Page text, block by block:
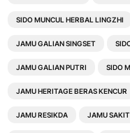
SIDO MUNCUL HERBAL LINGZHI
JAMU GALIAN SINGSET
JAMU GALIAN PUTRI SIDO
JAMU HERITAGE BERAS KENCUR
JAMU RESIKDA JAMU